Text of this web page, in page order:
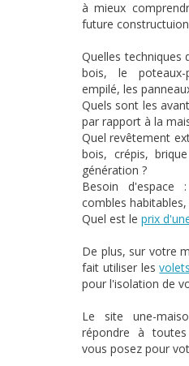
à mieux
future
Quelles techniques
bois, le
empilé, les
Quels sont les
par rapport à la
Quel revêtement
bois, crépis,
génération ?
Besoin d'espace
combles
Quel est le prix
De plus, sur votre
fait utiliser les
pour l'isolation de
Le site une-
répondre à
vous posez pour